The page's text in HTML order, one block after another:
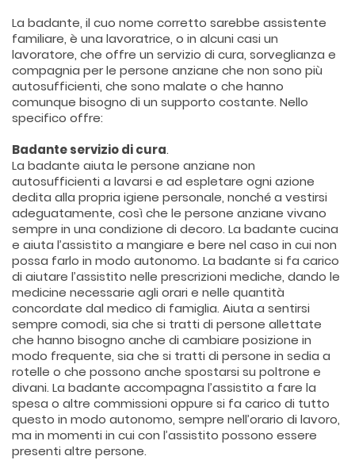
La badante, il cuo nome corretto sarebbe assistente
familiare, è una lavoratrice, o in alcuni casi un
lavoratore, che offre un servizio di cura, sorveglianza e
compagnia per le persone anziane che non sono più
autosufficienti, che sono malate o che hanno
comunque bisogno di un supporto costante. Nello
specifico offre:
Badante servizio di cura.
La badante aiuta le persone anziane non
autosufficienti a lavarsi e ad espletare ogni azione
dedita alla propria igiene personale, nonché a vestirsi
adeguatamente, così che le persone anziane vivano
sempre in una condizione di decoro. La badante cucina
e aiuta l’assistito a mangiare e bere nel caso in cui non
possa farlo in modo autonomo. La badante si fa carico
di aiutare l’assistito nelle prescrizioni mediche, dando le
medicine necessarie agli orari e nelle quantità
concordate dal medico di famiglia. Aiuta a sentirsi
sempre comodi, sia che si tratti di persone allettate
che hanno bisogno anche di cambiare posizione in
modo frequente, sia che si tratti di persone in sedia a
rotelle o che possono anche spostarsi su poltrone e
divani. La badante accompagna l’assistito a fare la
spesa o altre commissioni oppure si fa carico di tutto
questo in modo autonomo, sempre nell’orario di lavoro,
ma in momenti in cui con l’assistito possono essere
presenti altre persone.